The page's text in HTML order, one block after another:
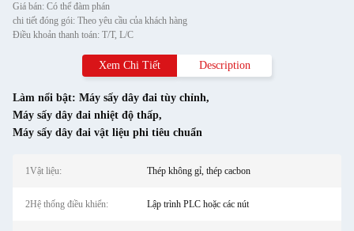
Giá bán: Có thể đàm phán
chi tiết đóng gói: Theo yêu cầu của khách hàng
Điều khoản thanh toán: T/T, L/C
Xem Chi Tiết Description
Làm nổi bật: Máy sấy dây đai tùy chỉnh,
Máy sấy dây đai nhiệt độ thấp,
Máy sấy dây đai vật liệu phi tiêu chuẩn
1Vật liệu: Thép không gỉ, thép cacbon
2Hệ thống điều khiển: Lập trình PLC hoặc các nút